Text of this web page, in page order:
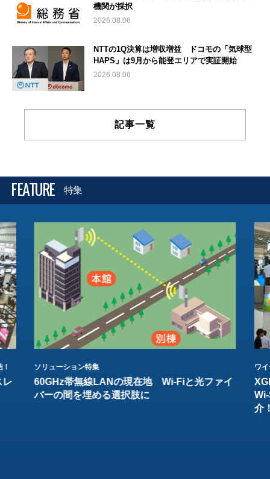
機関が採択
2026.08.06
NTTの1Q決算は増収増益 ドコモの「気球型
HAPS」は9月から能登エリアで実証開始
2026.08.06
記事一覧
FEATURE 特集
レ
ソリューション特集
60GHz帯無線LANの現在地 Wi-Fiと光ファイ
バーの間を埋める選択肢に
ワ
介